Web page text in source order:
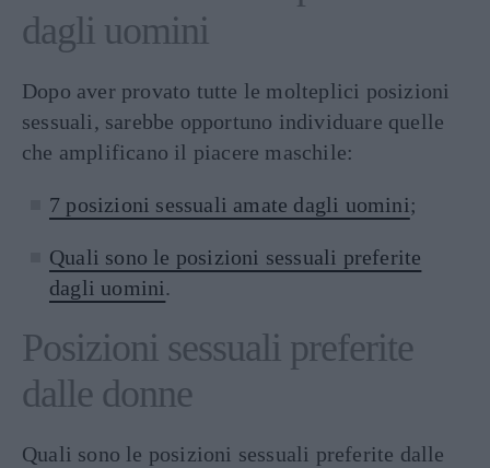
dagli uomini
Dopo aver provato tutte le molteplici posizioni
sessuali, sarebbe opportuno individuare quelle
che amplificano il piacere maschile:
7 posizioni sessuali amate dagli uomini;
Quali sono le posizioni sessuali preferite
dagli uomini.
Posizioni sessuali preferite
dalle donne
Quali sono le posizioni sessuali preferite dalle